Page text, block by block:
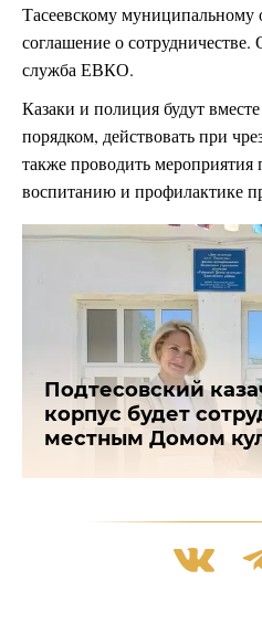
Тасеевскому муниципальному
соглашение о сотрудничестве.
служба ЕВКО.
Казаки и полиция будут
порядком, действовать при
также проводить мероприятия
воспитанию и профилактике
Подтесовский
корпус будет
местным Домом